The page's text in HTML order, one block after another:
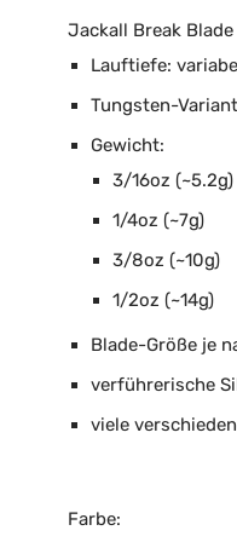
Jackall Break Blade
Lauftiefe:
Tungsten-
Gewicht:
3/16oz (~5.2g)
1/4oz (~7g)
3/8oz (~10g)
1/2oz (~14g)
Blade-Größe je
verführerische
viele
Farbe: